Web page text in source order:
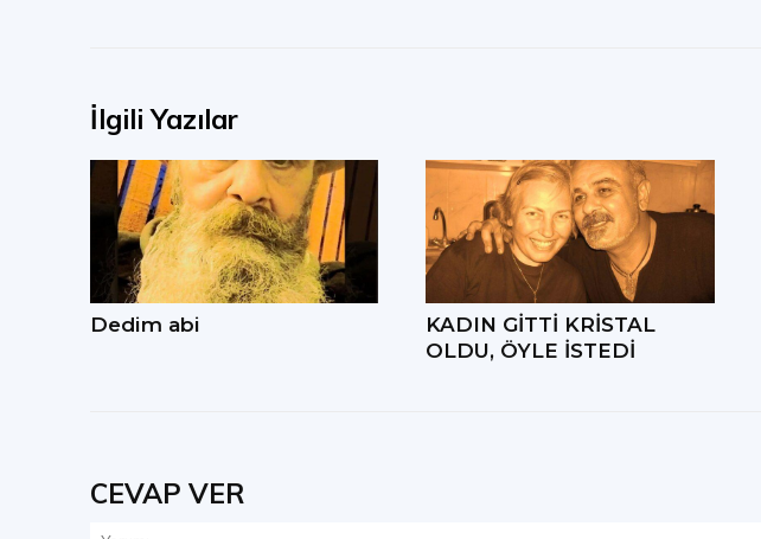
İlgili Yazılar
Dedim abi
KADIN GİTTİ KRİSTAL
OLDU, ÖYLE İSTEDİ
CEVAP VER